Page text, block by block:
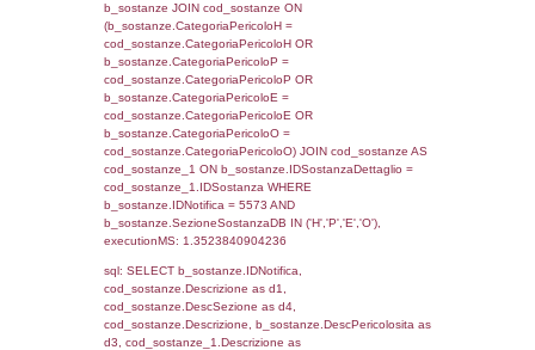
f_territori_limitrofi.DescAltro FROM
JOIN cod_territori_tipologia ON
(f_territori_limitrofi.IDTipologiaTerritorio =
cod_territori_tipologia.IDTipologiaTerritorio)
(f_territori_limitrofi.IDTipoTerritorio =
cod_territori_tipologia.IDTerritorioTP)
(((f_territori_limitrofi.IDNotifica)=5573) AND
((f_territori_limitrofi.IDTipoTerritorio)=5)),
0.070550918579102
sql: SELECT f_territori_limitrofi.Distanza,
f_territori_limitrofi.Direzione,